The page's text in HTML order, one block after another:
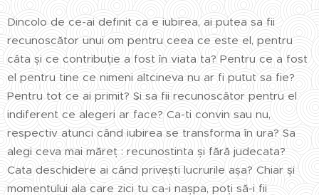
Dincolo de ce-ai definit ca e iubirea, ai putea sa fii
recunoscător unui om pentru ceea ce este el, pentru
câta și ce contribuție a fost în viata ta? Pentru ce a fost
el pentru tine ce nimeni altcineva nu ar fi putut sa fie?
Pentru tot ce ai primit? Și sa fii recunoscător pentru el
indiferent ce alegeri ar face? Ca-ti convin sau nu,
respectiv atunci când iubirea se transforma în ura? Sa
alegi ceva mai măreț : recunostinta și fără judecata?
Cata deschidere ai când privești lucrurile așa? Chiar și
momentului ala care zici tu ca-i nașpa, poți să-i fii